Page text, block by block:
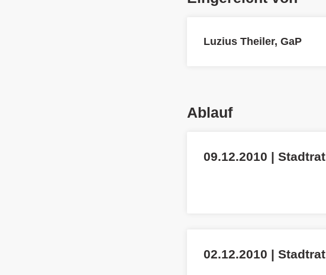
Luzius Theiler, GaP
Ablauf
09.12.2010 | Stadtrat
02.12.2010 | Stadtrat